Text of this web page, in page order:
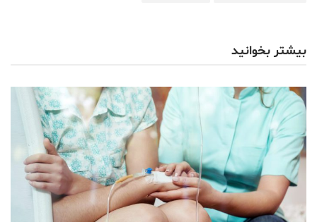
بیشتر بخوانید